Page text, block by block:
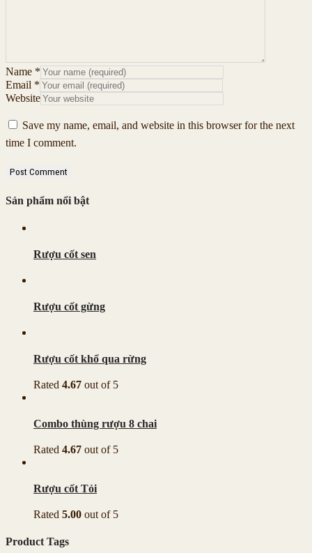
Name *
Email *
Website
Save my name, email, and website in this browser for the next
time I comment.
Sản phẩm nổi bật
Rượu cốt sen
Rượu cốt gừng
Rượu cốt khổ qua rừng
Rated 4.67 out of 5
Combo thùng rượu 8 chai
Rated 4.67 out of 5
Rượu cốt Tỏi
Rated 5.00 out of 5
Product Tags